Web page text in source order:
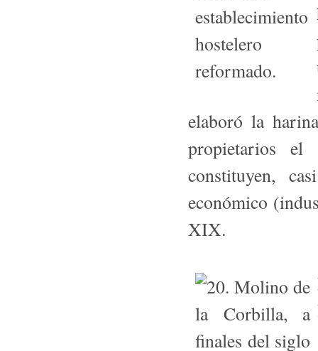
elaboró la
propie­tarios
constituyen,
económico
XIX.